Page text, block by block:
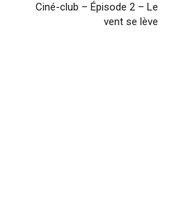
Ciné-club – Épisode 2 – Le
vent se lève